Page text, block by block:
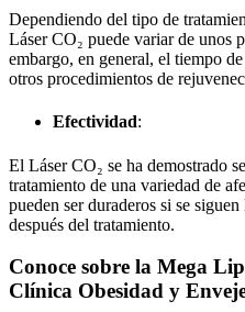
Dependiendo del tipo de
Láser CO₂ puede variar de unos
embargo, en general, el tiempo
otros procedimientos de
Efectividad:
El Láser CO₂ se ha demostrado
tratamiento de una variedad de
pueden ser duraderos si se
después del tratamiento.
Conoce sobre la Mega
Clínica Obesidad y